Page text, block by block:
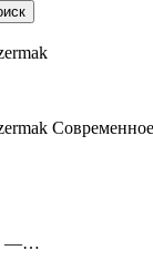
—…